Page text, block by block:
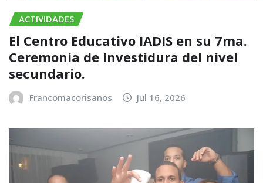
ACTIVIDADES
El Centro Educativo IADIS en su 7ma.
Ceremonia de Investidura del nivel
secundario.
Francomacorisanos Jul 16, 2026